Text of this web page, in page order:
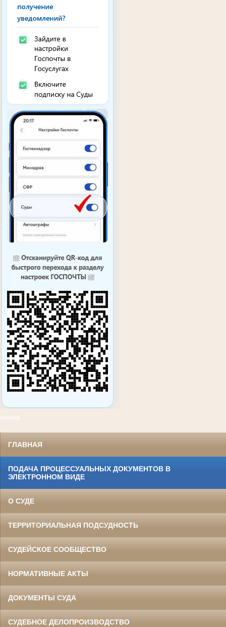
ааааа
ГЛАВНАЯ
ПОДАЧА ПРОЦЕССУАЛЬНЫХ ДОКУМЕНТОВ В
ЭЛЕКТРОННОМ ВИДЕ
О СУДЕ
ТЕРРИТОРИАЛЬНАЯ ПОДСУДНОСТЬ
СУДЕЙСКОЕ СООБЩЕСТВО
НОРМАТИВНЫЕ АКТЫ
ДОКУМЕНТЫ СУДА
СУДЕБНОЕ ДЕЛОПРОИЗВОДСТВО